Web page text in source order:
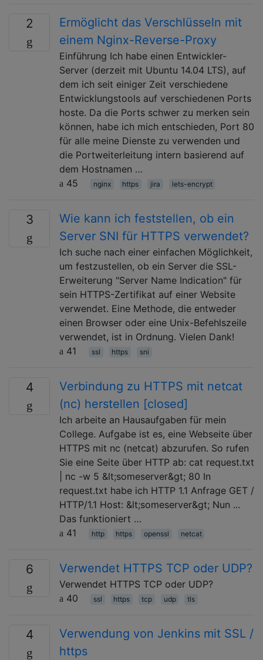
2
Ermöglicht das Verschlüsseln mit
einem Nginx-Reverse-Proxy
Einführung Ich habe einen Entwickler-
Server (derzeit mit Ubuntu 14.04 LTS), auf
dem ich seit einiger Zeit verschiedene
Entwicklungstools auf verschiedenen Ports
hoste. Da die Ports schwer zu merken sein
können, habe ich mich entschieden, Port 80
für alle meine Dienste zu verwenden und
die Portweiterleitung intern basierend auf
dem Hostnamen …
45
nginx https jira lets-encrypt
3
Wie kann ich feststellen, ob ein
Server SNI für HTTPS verwendet?
Ich suche nach einer einfachen Möglichkeit,
um festzustellen, ob ein Server die SSL-
Erweiterung "Server Name Indication" für
sein HTTPS-Zertifikat auf einer Website
verwendet. Eine Methode, die entweder
einen Browser oder eine Unix-Befehlszeile
verwendet, ist in Ordnung. Vielen Dank!
41
ssl https sni
4
Verbindung zu HTTPS mit netcat
(nc) herstellen [closed]
Ich arbeite an Hausaufgaben für mein
College. Aufgabe ist es, eine Webseite über
HTTPS mit nc (netcat) abzurufen. So rufen
Sie eine Seite über HTTP ab: cat request.txt
| nc -w 5 &lt;someserver&gt; 80 In
request.txt habe ich HTTP 1.1 Anfrage GET /
HTTP/1.1 Host: &lt;someserver&gt; Nun ...
Das funktioniert …
41
http https openssl netcat
6 Verwendet HTTPS TCP oder UDP?
Verwendet HTTPS TCP oder UDP?
40
ssl https tcp udp tls
4
Verwendung von Jenkins mit SSL /
https